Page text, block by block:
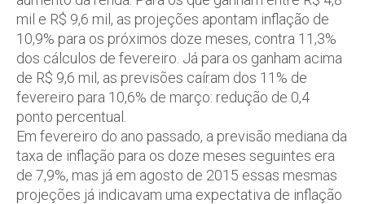
mil e R$ 9,6 mil, as projeções apontam inflação de
10,9% para os próximos doze meses, contra 11,3%
dos cálculos de fevereiro. Já para os ganham acima
de R$ 9,6 mil, as previsões caíram dos 11% de
fevereiro para 10,6% de março: redução de 0,4
ponto percentual.
Em fevereiro do ano passado, a previsão mediana da
taxa de inflação para os doze meses seguintes era
de 7,9%, mas já em agosto de 2015 essas mesmas
projeções já indicavam uma expectativa de inflação